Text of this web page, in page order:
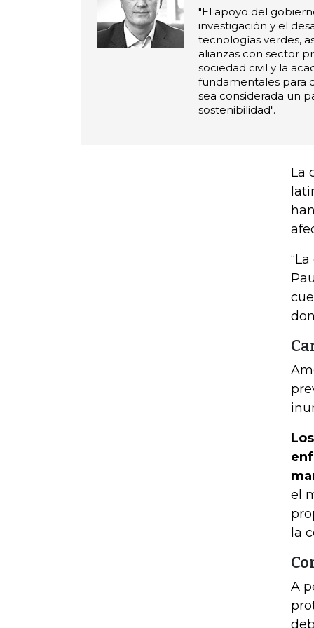
"El apoyo del
investigación y el
tecnologías verdes,
alianzas con sector
sociedad civil y la
fundamentales para
sea considerada un
sostenibilidad".
La
el
la
A